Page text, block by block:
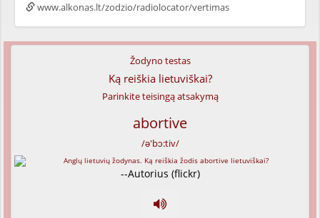
www.alkonas.lt/zodzio/radiolocator/vertimas
Žodyno testas
Ką reiškia lietuviškai?
Parinkite teisingą atsakymą
abortive
/ə'bɔ:tiv/
--Autorius (flickr)